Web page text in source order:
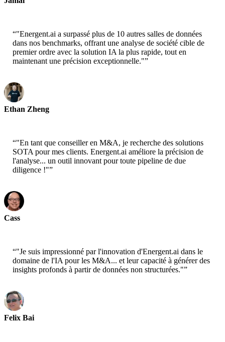
“"Energent.ai a surpassé plus de 10 autres salles de données
dans nos benchmarks, offrant une analyse de société cible de
premier ordre avec la solution IA la plus rapide, tout en
maintenant une précision exceptionnelle."”
Ethan Zheng
“"En tant que conseiller en M&A, je recherche des solutions
SOTA pour mes clients. Energent.ai améliore la précision de
l'analyse... un outil innovant pour toute pipeline de due
diligence !"”
Cass
“"Je suis impressionné par l'innovation d'Energent.ai dans le
domaine de l'IA pour les M&A... et leur capacité à générer des
insights profonds à partir de données non structurées."”
Felix Bai